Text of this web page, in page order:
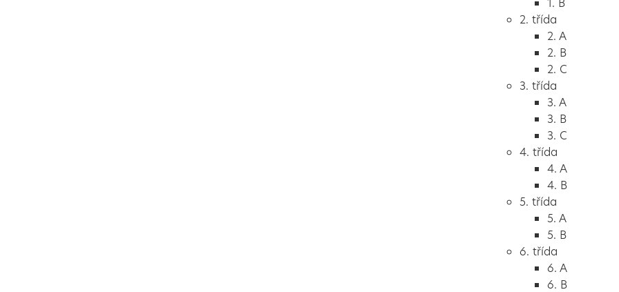
2. třída
2. A
2. B
2. C
3. třída
3. A
3. B
3. C
4. třída
4. A
4. B
5. třída
5. A
5. B
6. třída
6. A
6. B